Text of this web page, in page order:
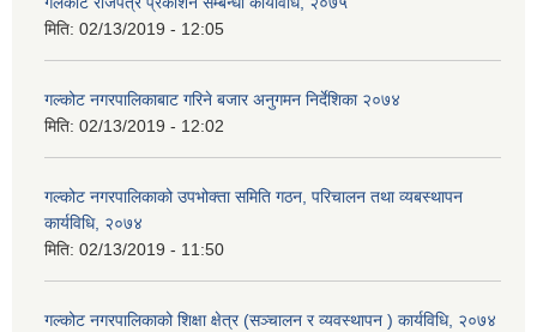
मिति: 02/13/2019 - 12:05
गल्कोट नगरपालिकाबाट गरिने बजार अनुगमन निर्देशिका २०७४
मिति: 02/13/2019 - 12:02
गल्कोट नगरपालिकाको उपभोक्ता समिति गठन, परिचालन तथा व्यबस्थापन
कार्यविधि, २०७४
मिति: 02/13/2019 - 11:50
गल्कोट नगरपालिकाको शिक्षा क्षेत्र (सञ्चालन र व्यवस्थापन ) कार्यविधि, २०७४